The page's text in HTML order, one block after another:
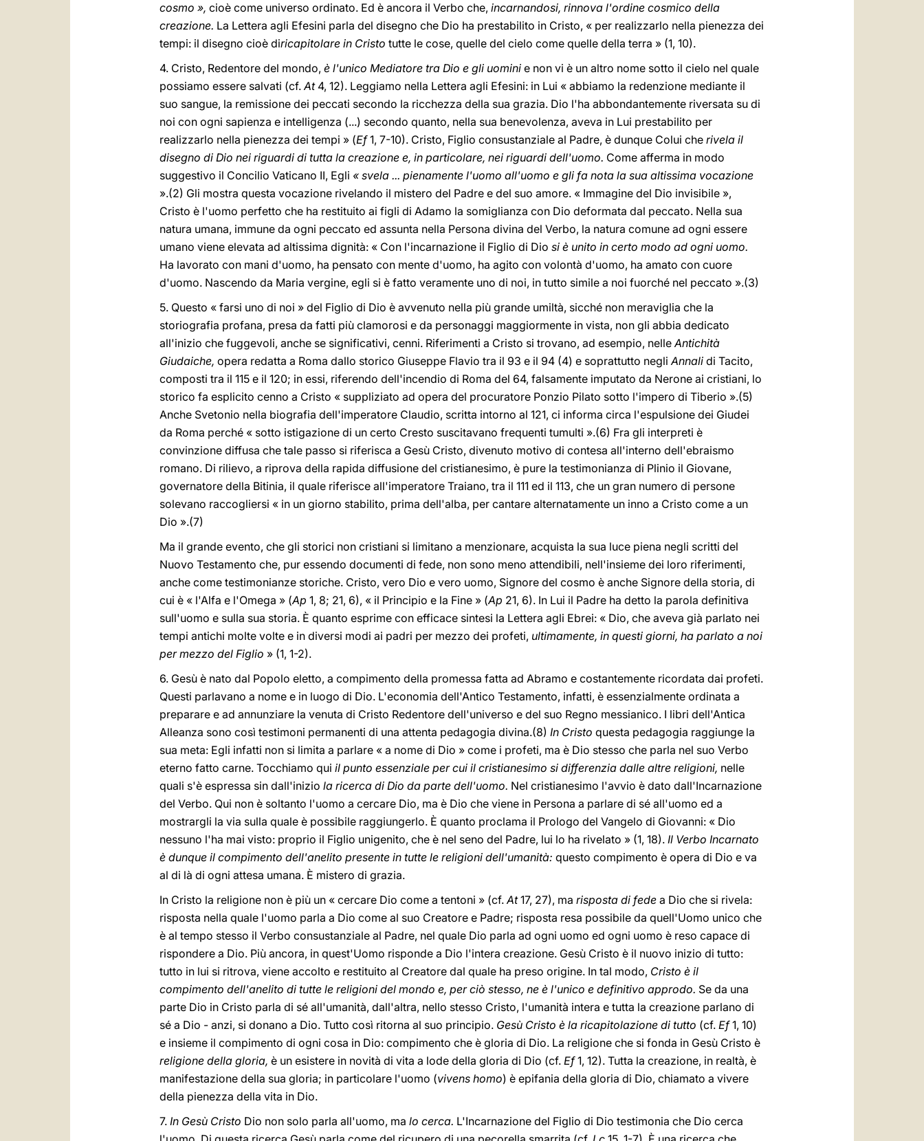
cosmo », cioè come universo ordinato. Ed è ancora il Verbo che, incarnandosi, rinnova l'ordine cosmico della
creazione. La Lettera agli Efesini parla del disegno che Dio ha prestabilito in Cristo, « per realizzarlo nella pienezza dei
tempi: il disegno cioè diricapitolare in Cristo tutte le cose, quelle del cielo come quelle della terra » (1, 10).
4. Cristo, Redentore del mondo, è l'unico Mediatore tra Dio e gli uomini e non vi è un altro nome sotto il cielo nel quale
possiamo essere salvati (cf.At4, 12). Leggiamo nella Lettera agli Efesini: in Lui « abbiamo la redenzione mediante il
suo sangue, la remissione dei peccati secondo la ricchezza della sua grazia. Dio l'ha abbondantemente riversata su di
noi con ogni sapienza e intelligenza (...) secondo quanto, nella sua benevolenza, aveva in Lui prestabilito per
realizzarlo nella pienezza dei tempi » (Ef1, 7-10). Cristo, Figlio consustanziale al Padre, è dunque Colui che rivela il
disegno di Dio nei riguardi di tutta la creazione e, in particolare, nei riguardi dell'uomo. Come afferma in modo
suggestivo il Concilio Vaticano II, Egli « svela ... pienamente l'uomo all'uomo e gli fa nota la sua altissima vocazione
».(2) Gli mostra questa vocazione rivelando il mistero del Padre e del suo amore. « Immagine del Dio invisibile »,
Cristo è l'uomo perfetto che ha restituito ai figli di Adamo la somiglianza con Dio deformata dal peccato. Nella sua
natura umana, immune da ogni peccato ed assunta nella Persona divina del Verbo, la natura comune ad ogni essere
umano viene elevata ad altissima dignità: « Con l'incarnazione il Figlio di Dio si è unito in certo modo ad ogni uomo.
Ha lavorato con mani d'uomo, ha pensato con mente d'uomo, ha agito con volontà d'uomo, ha amato con cuore
d'uomo. Nascendo da Maria vergine, egli si è fatto veramente uno di noi, in tutto simile a noi fuorché nel peccato ».(3)
5. Questo « farsi uno di noi » del Figlio di Dio è avvenuto nella più grande umiltà, sicché non meraviglia che la
storiografia profana, presa da fatti più clamorosi e da personaggi maggiormente in vista, non gli abbia dedicato
all'inizio che fuggevoli, anche se significativi, cenni. Riferimenti a Cristo si trovano, ad esempio, nelleAntichità
Giudaiche, opera redatta a Roma dallo storico Giuseppe Flavio tra il 93 e il 94 (4) e soprattutto negliAnnali di Tacito,
composti tra il 115 e il 120; in essi, riferendo dell'incendio di Roma del 64, falsamente imputato da Nerone ai cristiani, lo
storico fa esplicito cenno a Cristo « suppliziato ad opera del procuratore Ponzio Pilato sotto l'impero di Tiberio ».(5)
Anche Svetonio nella biografia dell'imperatore Claudio, scritta intorno al 121, ci informa circa l'espulsione dei Giudei
da Roma perché « sotto istigazione di un certo Cresto suscitavano frequenti tumulti ».(6) Fra gli interpreti è
convinzione diffusa che tale passo si riferisca a Gesù Cristo, divenuto motivo di contesa all'interno dell'ebraismo
romano. Di rilievo, a riprova della rapida diffusione del cristianesimo, è pure la testimonianza di Plinio il Giovane,
governatore della Bitinia, il quale riferisce all'imperatore Traiano, tra il 111 ed il 113, che un gran numero di persone
solevano raccogliersi « in un giorno stabilito, prima dell'alba, per cantare alternatamente un inno a Cristo come a un
Dio ».(7)
Ma il grande evento, che gli storici non cristiani si limitano a menzionare, acquista la sua luce piena negli scritti del
Nuovo Testamento che, pur essendo documenti di fede, non sono meno attendibili, nell'insieme dei loro riferimenti,
anche come testimonianze storiche. Cristo, vero Dio e vero uomo, Signore del cosmo è anche Signore della storia, di
cui è « l'Alfa e l'Omega » (Ap 1, 8; 21, 6), « il Principio e la Fine » (Ap 21, 6). In Lui il Padre ha detto la parola definitiva
sull'uomo e sulla sua storia. È quanto esprime con efficace sintesi la Lettera agli Ebrei: « Dio, che aveva già parlato nei
tempi antichi molte volte e in diversi modi ai padri per mezzo dei profeti, ultimamente, in questi giorni, ha parlato a noi
per mezzo del Figlio » (1, 1-2).
6. Gesù è nato dal Popolo eletto, a compimento della promessa fatta ad Abramo e costantemente ricordata dai profeti.
Questi parlavano a nome e in luogo di Dio. L'economia dell'Antico Testamento, infatti, è essenzialmente ordinata a
preparare e ad annunziare la venuta di Cristo Redentore dell'universo e del suo Regno messianico. I libri dell'Antica
Alleanza sono così testimoni permanenti di una attenta pedagogia divina.(8) In Cristo questa pedagogia raggiunge la
sua meta: Egli infatti non si limita a parlare « a nome di Dio » come i profeti, ma è Dio stesso che parla nel suo Verbo
eterno fatto carne. Tocchiamo qui il punto essenziale per cui il cristianesimo si differenzia dalle altre religioni, nelle
quali s'è espressa sin dall'inizio la ricerca di Dio da parte dell'uomo. Nel cristianesimo l'avvio è dato dall'Incarnazione
del Verbo. Qui non è soltanto l'uomo a cercare Dio, ma è Dio che viene in Persona a parlare di sé all'uomo ed a
mostrargli la via sulla quale è possibile raggiungerlo. È quanto proclama il Prologo del Vangelo di Giovanni: « Dio
nessuno l'ha mai visto: proprio il Figlio unigenito, che è nel seno del Padre, lui lo ha rivelato » (1, 18). Il Verbo Incarnato
è dunque il compimento dell'anelito presente in tutte le religioni dell'umanità: questo compimento è opera di Dio e va
al di là di ogni attesa umana. È mistero di grazia.
In Cristo la religione non è più un « cercare Dio come a tentoni » (cf.At17, 27), ma risposta di fede a Dio che si rivela:
risposta nella quale l'uomo parla a Dio come al suo Creatore e Padre; risposta resa possibile da quell'Uomo unico che
è al tempo stesso il Verbo consustanziale al Padre, nel quale Dio parla ad ogni uomo ed ogni uomo è reso capace di
rispondere a Dio. Più ancora, in quest'Uomo risponde a Dio l'intera creazione. Gesù Cristo è il nuovo inizio di tutto:
tutto in lui si ritrova, viene accolto e restituito al Creatore dal quale ha preso origine. In tal modo, Cristo è il
compimento dell'anelito di tutte le religioni del mondo e, per ciò stesso, ne è l'unico e definitivo approdo. Se da una
parte Dio in Cristo parla di sé all'umanità, dall'altra, nello stesso Cristo, l'umanità intera e tutta la creazione parlano di
sé a Dio - anzi, si donano a Dio. Tutto così ritorna al suo principio. Gesù Cristo è la ricapitolazione di tutto (cf. Ef1, 10)
e insieme il compimento di ogni cosa in Dio: compimento che è gloria di Dio. La religione che si fonda in Gesù Cristo è
religione della gloria, è un esistere in novità di vita a lode della gloria di Dio (cf. Ef1, 12). Tutta la creazione, in realtà, è
manifestazione della sua gloria; in particolare l'uomo (vivens homo) è epifania della gloria di Dio, chiamato a vivere
della pienezza della vita in Dio.
7. In Gesù Cristo Dio non solo parla all'uomo, ma lo cerca. L'Incarnazione del Figlio di Dio testimonia che Dio cerca